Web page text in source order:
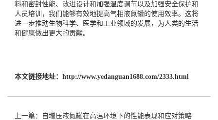
料和密封性能、改进设计和加强温度调节以及加强安全保护和
人员培训，我们能够有效地提高气相液氮罐的使用效率。这将
进一步推动生物科学、医学和工业领域的发展，为人类的生活
和健康做出更大的贡献。
本文链接地址： http://www.yedanguan1688.com/2333.html
上一篇：自增压液氮罐在高温环境下的性能表现和应对策略